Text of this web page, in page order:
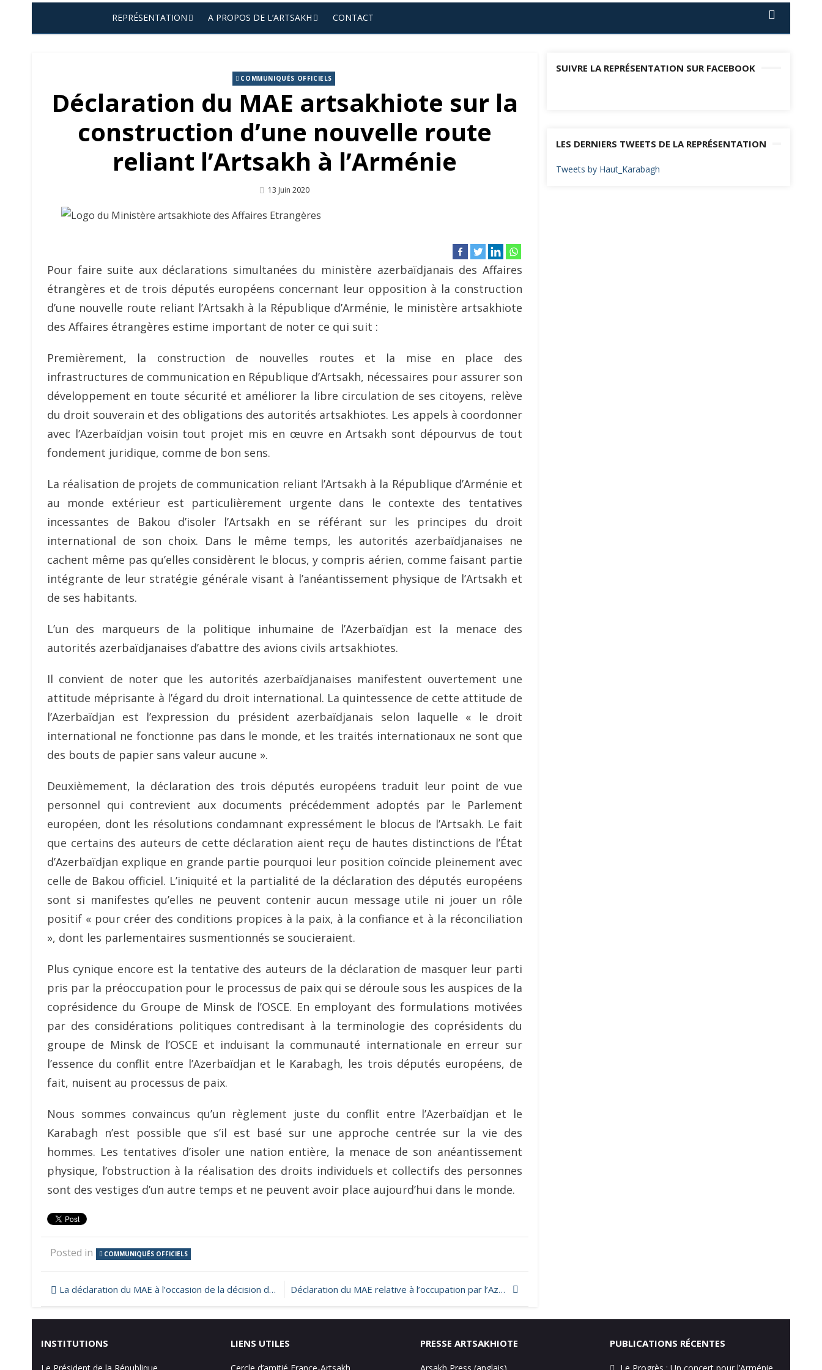
REPRÉSENTATION A PROPOS DE L’ARTSAKH CONTACT
COMMUNIQUÉS OFFICIELS
Déclaration du MAE artsakhiote sur la
construction d’une nouvelle route
reliant l’Artsakh à l’Arménie
Posted
13 Juin 2020
Pour faire suite aux déclarations simultanées du ministère azerbaïdjanais des Affaires
étrangères et de trois députés européens concernant leur opposition à la construction
d’une nouvelle route reliant l’Artsakh à la République d’Arménie, le ministère artsakhiote
des Affaires étrangères estime important de noter ce qui suit :
Premièrement, la construction de nouvelles routes et la mise en place des
infrastructures de communication en République d’Artsakh, nécessaires pour assurer son
développement en toute sécurité et améliorer la libre circulation de ses citoyens, relève
du droit souverain et des obligations des autorités artsakhiotes. Les appels à coordonner
avec l’Azerbaïdjan voisin tout projet mis en œuvre en Artsakh sont dépourvus de tout
fondement juridique, comme de bon sens.
La réalisation de projets de communication reliant l’Artsakh à la République d’Arménie et
au monde extérieur est particulièrement urgente dans le contexte des tentatives
incessantes de Bakou d’isoler l’Artsakh en se référant sur les principes du droit
international de son choix. Dans le même temps, les autorités azerbaïdjanaises ne
cachent même pas qu’elles considèrent le blocus, y compris aérien, comme faisant partie
intégrante de leur stratégie générale visant à l’anéantissement physique de l’Artsakh et
de ses habitants.
L’un des marqueurs de la politique inhumaine de l’Azerbaïdjan est la menace des
autorités azerbaïdjanaises d’abattre des avions civils artsakhiotes.
Il convient de noter que les autorités azerbaïdjanaises manifestent ouvertement une
attitude méprisante à l’égard du droit international. La quintessence de cette attitude de
l’Azerbaïdjan est l’expression du président azerbaïdjanais selon laquelle « le droit
international ne fonctionne pas dans le monde, et les traités internationaux ne sont que
des bouts de papier sans valeur aucune ».
Deuxièmement, la déclaration des trois députés européens traduit leur point de vue
personnel qui contrevient aux documents précédemment adoptés par le Parlement
européen, dont les résolutions condamnant expressément le blocus de l’Artsakh. Le fait
que certains des auteurs de cette déclaration aient reçu de hautes distinctions de l’État
d’Azerbaïdjan explique en grande partie pourquoi leur position coïncide pleinement avec
celle de Bakou officiel. L’iniquité et la partialité de la déclaration des députés européens
sont si manifestes qu’elles ne peuvent contenir aucun message utile ni jouer un rôle
positif « pour créer des conditions propices à la paix, à la confiance et à la réconciliation
», dont les parlementaires susmentionnés se soucieraient.
Plus cynique encore est la tentative des auteurs de la déclaration de masquer leur parti
pris par la préoccupation pour le processus de paix qui se déroule sous les auspices de la
coprésidence du Groupe de Minsk de l’OSCE. En employant des formulations motivées
par des considérations politiques contredisant à la terminologie des coprésidents du
groupe de Minsk de l’OSCE et induisant la communauté internationale en erreur sur
l’essence du conflit entre l’Azerbaïdjan et le Karabagh, les trois députés européens, de
fait, nuisent au processus de paix.
Nous sommes convaincus qu’un règlement juste du conflit entre l’Azerbaïdjan et le
Karabagh n’est possible que s’il est basé sur une approche centrée sur la vie des
hommes. Les tentatives d’isoler une nation entière, la menace de son anéantissement
physique, l’obstruction à la réalisation des droits individuels et collectifs des personnes
sont des vestiges d’un autre temps et ne peuvent avoir place aujourd’hui dans le monde.
Posted in COMMUNIQUÉS OFFICIELS
Navigation
de
l’article
La déclaration du MAE à l’occasion de la décision de la CEDH dans l’affaire Safarov Déclaration du MAE relative à l’occupation par l’Azerbaidjan de la région artsakhiote de Chahoumian
SUIVRE LA REPRÉSENTATION SUR FACEBOOK
LES DERNIERS TWEETS DE LA REPRÉSENTATION
Tweets by Haut_Karabagh
INSTITUTIONS LIENS UTILES PRESSE ARTSAKHIOTE PUBLICATIONS RÉCENTES